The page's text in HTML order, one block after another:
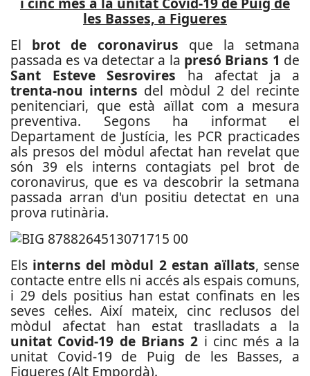
les Basses, a Figueres
El brot de coronavirus que la setmana
passada es va detectar a la presó Brians 1 de
Sant Esteve Sesrovires ha afectat ja a
trenta-nou interns del mòdul 2 del recinte
penitenciari, que està aïllat com a mesura
preventiva. Segons ha informat el
Departament de Justícia, les PCR practicades
als presos del mòdul afectat han revelat que
són 39 els interns contagiats pel brot de
coronavirus, que es va descobrir la setmana
passada arran d'un positiu detectat en una
prova rutinària.
Els interns del mòdul 2 estan aïllats, sense
contacte entre ells ni accés als espais comuns,
i 29 dels positius han estat confinats en les
seves cel·les. Així mateix, cinc reclusos del
mòdul afectat han estat traslladats a la
unitat Covid-19 de Brians 2 i cinc més a la
unitat Covid-19 de Puig de les Basses, a
Figueres (Alt Empordà).